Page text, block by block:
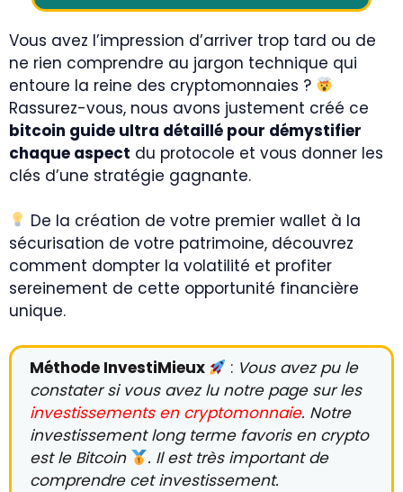
Vous avez l’impression d’arriver trop tard ou de
ne rien comprendre au jargon technique qui
entoure la reine des cryptomonnaies ?
Rassurez-vous, nous avons justement créé ce
bitcoin guide ultra détaillé pour démystifier
chaque aspect du protocole et vous donner les
clés d’une stratégie gagnante.
De la création de votre premier wallet à la
sécurisation de votre patrimoine, découvrez
comment dompter la volatilité et profiter
sereinement de cette opportunité financière
unique.
Méthode InvestiMieux : Vous avez pu le
constater si vous avez lu notre page sur les
investissements en cryptomonnaie. Notre
investissement long terme favoris en crypto
est le Bitcoin
. Il est très important de
comprendre cet investissement.